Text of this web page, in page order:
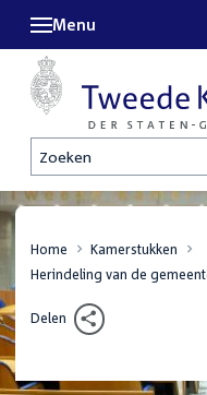
Zoeken
Menu
Home
Kamerstukken
Herindeling van de
Delen